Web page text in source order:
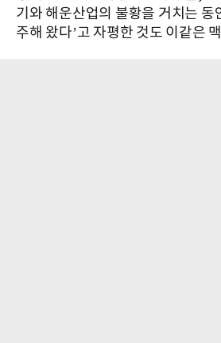
기와 해운산업의 불황을 거치는 동
주해 왔다’고 자평한 것도 이같은